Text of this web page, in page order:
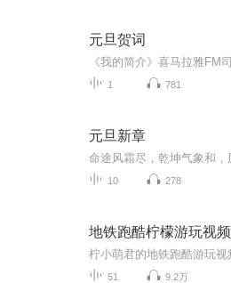
元旦贺词
1 781
元旦新章
10 278
地铁跑酷柠檬游玩视频
51 9.2万